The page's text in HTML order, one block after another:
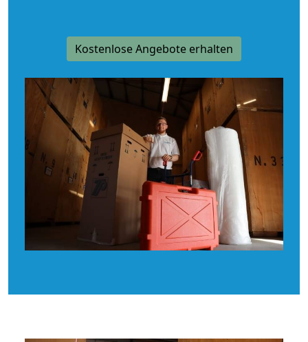
Kostenlose Angebote erhalten